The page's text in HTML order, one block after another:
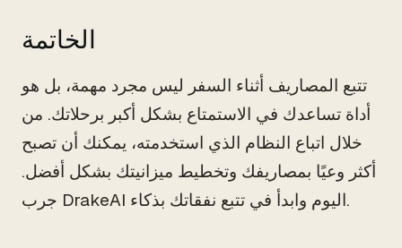
الخاتمة
تتبع المصاريف أثناء السفر ليس مجرد مهمة، بل هو
أداة تساعدك في الاستمتاع بشكل أكبر برحلاتك. من
خلال اتباع النظام الذي استخدمته، يمكنك أن تصبح
أكثر وعيًا بمصاريفك وتخطيط ميزانيتك بشكل أفضل.
جرب DrakeAI اليوم وابدأ في تتبع نفقاتك بذكاء.